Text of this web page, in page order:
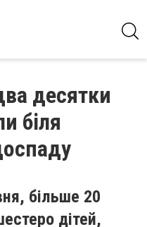
десятки
біля
більше 20
дітей,